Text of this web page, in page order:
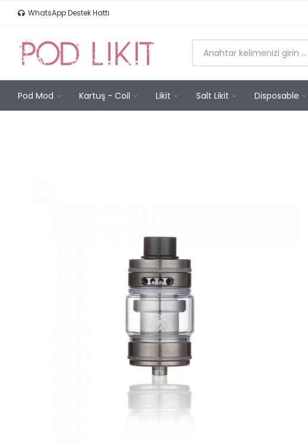
WhatsApp Destek Hattı
Pod Mod Kartuş - Coil Likit Salt Likit Disposable